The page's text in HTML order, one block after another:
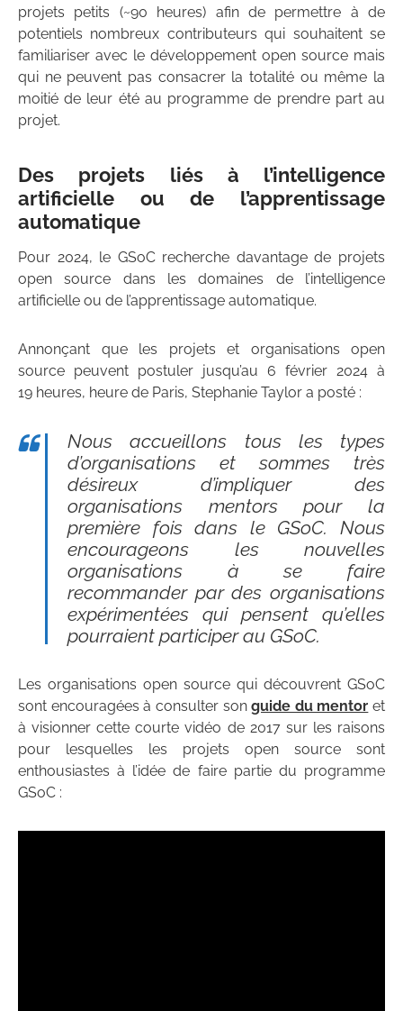
projets petits (~90 heures) afin de permettre à de
potentiels nombreux contributeurs qui souhaitent se
familiariser avec le développement open source mais
qui ne peuvent pas consacrer la totalité ou même la
moitié de leur été au programme de prendre part au
projet.
Des projets liés à l’intelligence
artificielle ou de l’apprentissage
automatique
Pour 2024, le GSoC recherche davantage de projets
open source dans les domaines de l’intelligence
artificielle ou de l’apprentissage automatique.
Annonçant que les projets et organisations open
source peuvent postuler jusqu’au 6 février 2024 à
19 heures, heure de Paris, Stephanie Taylor a posté :
Nous accueillons tous les types
d’organisations et sommes très
désireux d’impliquer des
organisations mentors pour la
première fois dans le GSoC. Nous
encourageons les nouvelles
organisations à se faire
recommander par des organisations
expérimentées qui pensent qu’elles
pourraient participer au GSoC.
Les organisations open source qui découvrent GSoC
sont encouragées à consulter songuide du mentor et
à visionner cette courte vidéo de 2017 sur les raisons
pour lesquelles les projets open source sont
enthousiastes à l’idée de faire partie du programme
GSoC :